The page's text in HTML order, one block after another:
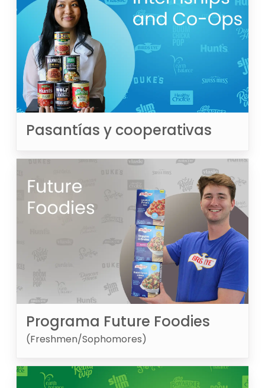
Pasantías y cooperativas
Programa Future Foodies
(Freshmen/Sophomores)